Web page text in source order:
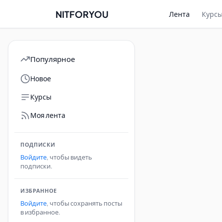
NITFORYOU Лента
Популярное
Новое
Курсы
Моя лента
ПОДПИСКИ
Войдите, чтобы видеть
подписки.
ИЗБРАННОЕ
Войдите, чтобы сохранять посты
в избранное.